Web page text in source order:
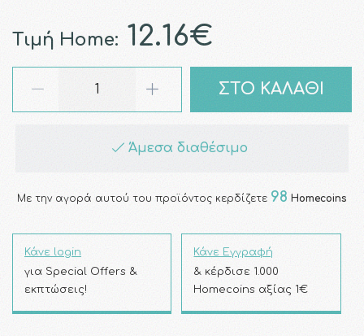
Τιμή Home: 12.16€
ΣΤΟ ΚΑΛΑΘΙ
Άμεσα διαθέσιμο
Με την αγορά αυτού του προϊόντος κερδίζετε 98 Homecoins
Κάνε login
για Special Offers &
εκπτώσεις!
Κάνε Εγγραφή
& κέρδισε 1.000
Homecoins αξίας 1€